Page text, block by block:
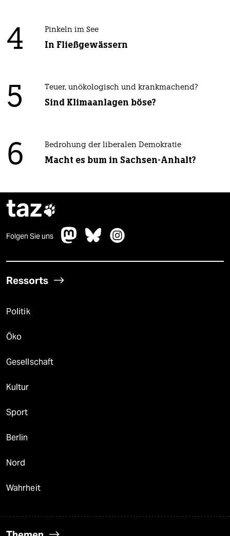
4 Pinkeln im See
In Fließgewässern
5 Teuer, unökologisch und krankmachend?
Sind Klimaanlagen böse?
6 Bedrohung der liberalen Demokratie
Macht es bum in Sachsen-Anhalt?
taz
Folgen Sie uns
Ressorts
Politik
Öko
Gesellschaft
Kultur
Sport
Berlin
Nord
Wahrheit